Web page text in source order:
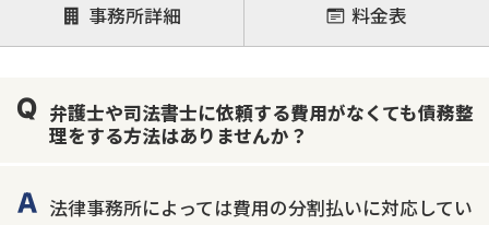
個人再生
時効援用
過払い金返還請求
会社破産・法人破産
住宅ローン
事務所詳細 料金表
弁護士や司法書士に依頼する費用がなくても債務整
理をする方法はありませんか？
法律事務所によっては費用の分割払いに対応してい